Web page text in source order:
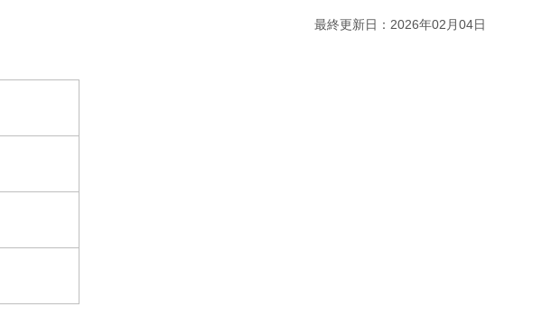
最終更新日：2026年02月04日